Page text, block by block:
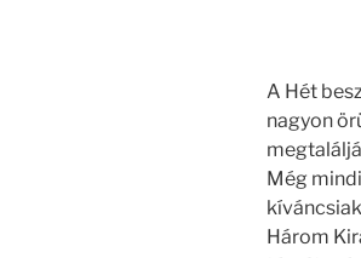
A Hét
nagyon
Még
Három